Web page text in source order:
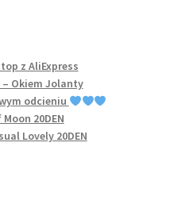
z AliExpress
Okiem Jolanty
odcieniu
20DEN
Lovely 20DEN